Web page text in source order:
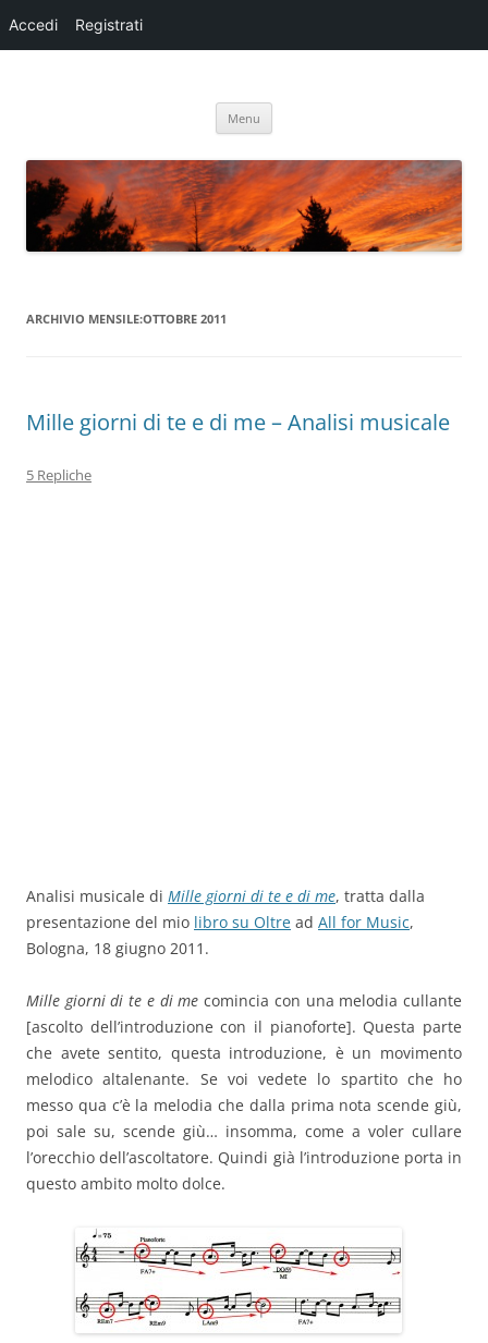
Accedi Registrati
Menu
ARCHIVIO MENSILE:OTTOBRE 2011
Mille giorni di te e di me – Analisi musicale
5 Repliche
Analisi musicale di Mille giorni di te e di me, tratta dalla
presentazione del mio libro su Oltre ad All for Music,
Bologna, 18 giugno 2011.
Mille giorni di te e di me comincia con una melodia cullante
[ascolto dell’introduzione con il pianoforte]. Questa parte
che avete sentito, questa introduzione, è un movimento
melodico altalenante. Se voi vedete lo spartito che ho
messo qua c’è la melodia che dalla prima nota scende giù,
poi sale su, scende giù… insomma, come a voler cullare
l’orecchio dell’ascoltatore. Quindi già l’introduzione porta in
questo ambito molto dolce.